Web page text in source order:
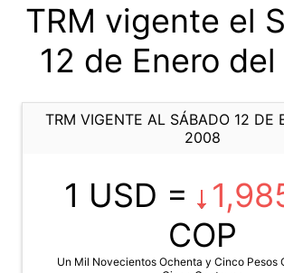
TRM vigente el
12 de Enero
TRM VIGENTE AL SÁBADO 12 DE
2008
1 USD =
COP
Un Mil Novecientos Ochenta y Cinco Pesos